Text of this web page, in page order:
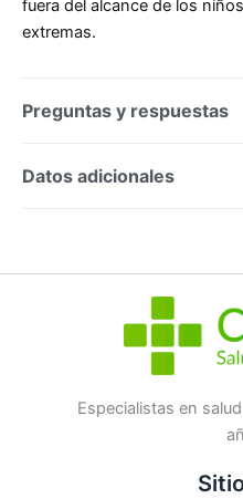
fuera del alcance de los
extremas.
Preguntas y respuestas
Preguntas y respuestas
No hay
Datos adicionales
Especialistas en